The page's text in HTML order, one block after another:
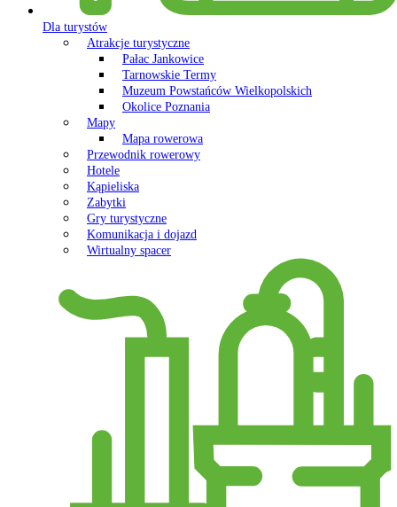
Dla turystów
Atrakcje turystyczne
Pałac Jankowice
Tarnowskie Termy
Muzeum Powstańców Wielkopolskich
Okolice Poznania
Mapy
Mapa rowerowa
Przewodnik rowerowy
Hotele
Kąpieliska
Zabytki
Gry turystyczne
Komunikacja i dojazd
Wirtualny spacer